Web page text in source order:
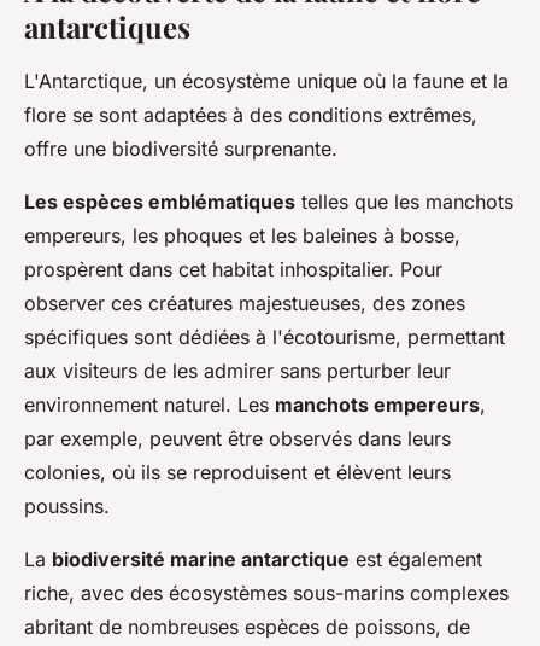
antarctiques
L'Antarctique, un écosystème unique où la faune et la
flore se sont adaptées à des conditions extrêmes,
offre une biodiversité surprenante.
Les espèces emblématiques telles que les manchots
empereurs, les phoques et les baleines à bosse,
prospèrent dans cet habitat inhospitalier. Pour
observer ces créatures majestueuses, des zones
spécifiques sont dédiées à l'écotourisme, permettant
aux visiteurs de les admirer sans perturber leur
environnement naturel. Les manchots empereurs,
par exemple, peuvent être observés dans leurs
colonies, où ils se reproduisent et élèvent leurs
poussins.
La biodiversité marine antarctique est également
riche, avec des écosystèmes sous-marins complexes
abritant de nombreuses espèces de poissons, de